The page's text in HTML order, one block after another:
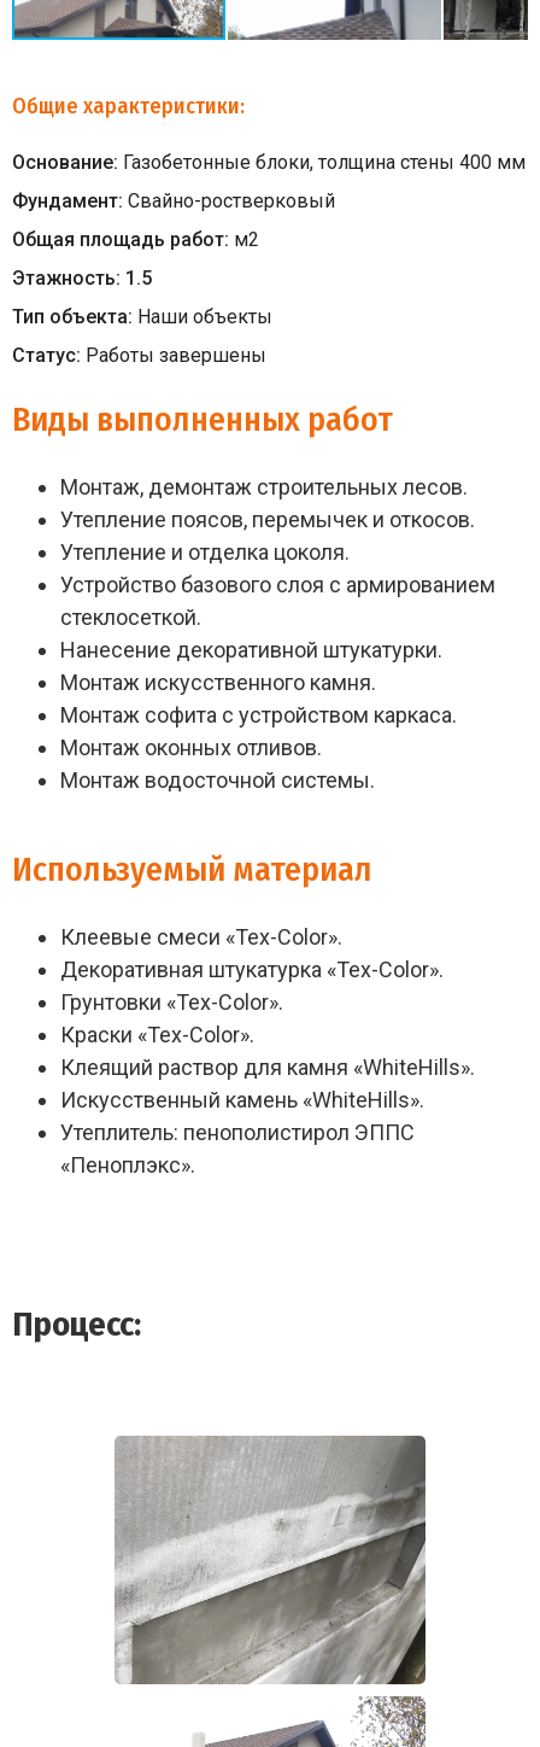
Общие характеристики:
Основание: Газобетонные блоки, толщина стены 400 мм
Фундамент: Свайно-ростверковый
Общая площадь работ: м2
Этажность: 1.5
Тип объекта: Наши объекты
Статус: Работы завершены
Виды выполненных работ
Монтаж, демонтаж строительных лесов.
Утепление поясов, перемычек и откосов.
Утепление и отделка цоколя.
Устройство базового слоя с армированием
стеклосеткой.
Нанесение декоративной штукатурки.
Монтаж искусственного камня.
Монтаж софита с устройством каркаса.
Монтаж оконных отливов.
Монтаж водосточной системы.
Используемый материал
Клеевые смеси «Tex-Color».
Декоративная штукатурка «Tex-Color».
Грунтовки «Tex-Color».
Краски «Tex-Color».
Клеящий раствор для камня «WhiteHills».
Искусственный камень «WhiteHills».
Утеплитель: пенополистирол ЭППС
«Пеноплэкс».
Процесс: